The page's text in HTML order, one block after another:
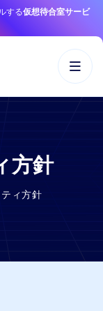
する仮想待合室サービ
方針
ィ方針